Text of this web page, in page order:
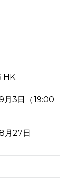
HK
月3日（19:00
月27日